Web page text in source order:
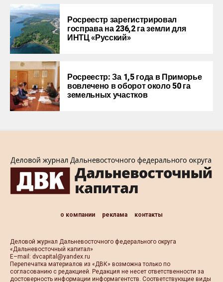
Росреестр зарегистрировал
госправа на 236,2 га земли для
ИНТЦ «Русский»
Росреестр: За 1,5 года в Приморье
вовлечено в оборот около 50 га
земельных участков
о компании реклама контакты
Деловой журнал Дальневосточного федерального округа
«Дальневосточный капитал»
Е–mail: dvcapital@yandex.ru
Перепечатка материалов из «ДВК» возможна только по
согласованию с редакцией. Редакция не несет ответственности за
достоверность информации информагентств. Соответствующие виды